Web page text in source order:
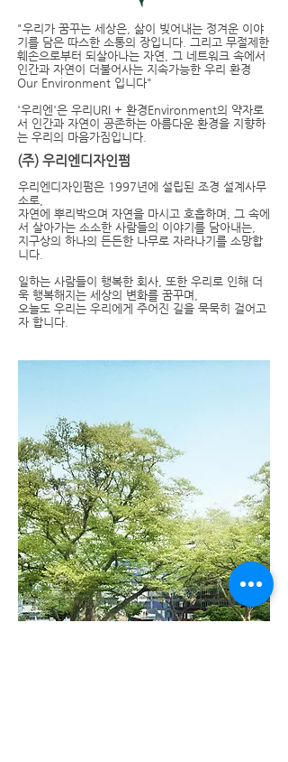
"우리가 꿈꾸는 세상은, 삶이 빚어내는 정겨운 이야
기를 담은 따스한 소통의 장입니다. 그리고 무절제한
훼손으로부터 되살아나는 자연, 그 네트워크 속에서
인간과 자연이 더불어사는 지속가능한 우리 환경
Our Environment 입니다"
​'우리엔'은 우리URI + 환경Environment의 약자로
서 인간과 자연이 공존하는 아름다운 환경을 지향하
는 우리의 마음가짐입니다.
(주) 우리엔디자인펌
우리엔디자인펌은 1997년에 설립된 조경 설계사무
소로,
자연에 뿌리박으며 자연을 마시고 호흡하며, 그 속에
서 살아가는 소소한 사람들의 이야기를 담아내는,
지구상의 하나의 든든한 나무로 자라나기를 소망합
니다.
​일하는 사람들이 행복한 회사, 또한 우리로 인해 더
욱 행복해지는 세상의 변화를 꿈꾸며,
오늘도 우리는 우리에게 주어진 길을 묵묵히 걸어고
자 합니다.